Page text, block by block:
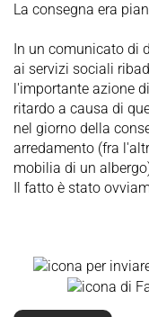
La consegna era
In un comunicato di
ai servizi sociali
l'importante azione
ritardo a causa di
nel giorno della
arredamento (fra
mobilia di un
Il fatto è stato